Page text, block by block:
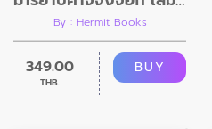
By : Hermit Books
349.00
THB.
BUY